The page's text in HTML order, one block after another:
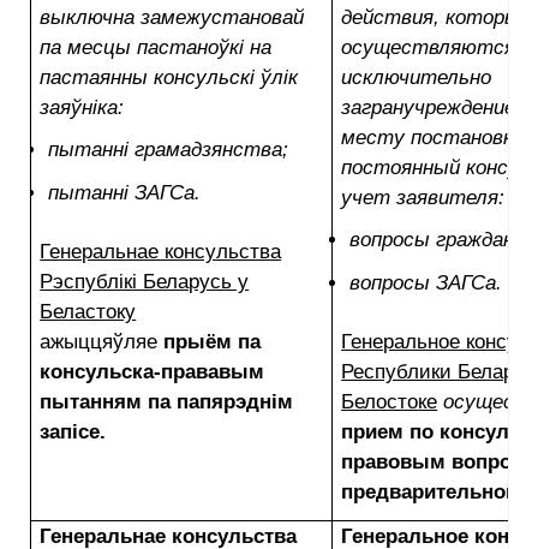
выключна замежустановай
па месцы пастаноўкі на
пастаянны консульскі ўлік
заяўніка:
пытанні грамадзянства;
пытанні ЗАГСа.
Генеральнае консульства
Рэспублікі Беларусь у
Беластоку
ажыццяўляе прыём па
консульска-прававым
пытанням па папярэднім
запісе.
действия, которые
осуществляются
исключительно
загранучреждением
месту постановки
постоянный
учет заявителя:
вопросы
вопросы ЗАГСа.
Генеральное
Республики
Белостоке
прием по
правовым
предварительной
Генеральнае консульства
Генеральное